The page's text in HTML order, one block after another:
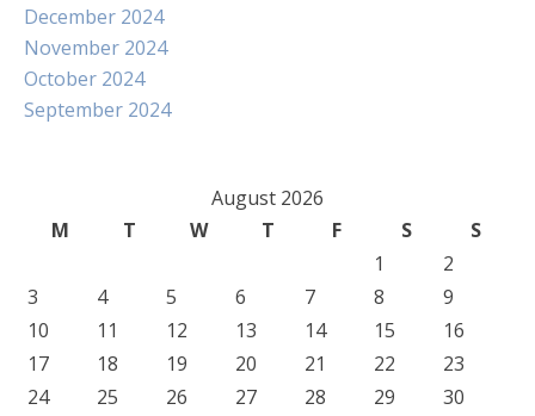
December 2024
November 2024
October 2024
September 2024
August 2026
M
T W T F S
S
1
2
3
4 5 6 7 8
9
10
11 12 13 14 15
16
17
18 19 20 21 22
23
24
25 26 27 28 29
30